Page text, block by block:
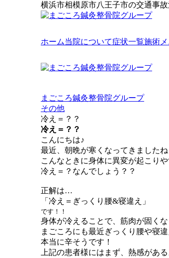
横浜市相模原市八王子市の交通事
ホーム当院について症状一覧施術
まごころ鍼灸整骨院グループ
その他
冷え＝？？
冷え＝？？
こんにちは♪
最近、朝晩が寒くなってきましたね
こんなときに身体に異変が起こり
冷え＝？なんでしょう？？
正解は…
「冷え＝ぎっくり腰&寝違え」
です！！
身体が冷えることで、筋肉が固く
まごころにも最近ぎっくり腰や寝
本当に辛そうです！
上記の患者様にはまず、熱感があ